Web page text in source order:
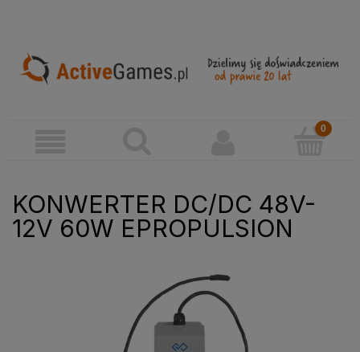
KONWERTER DC/DC 48V-
12V 60W EPROPULSION